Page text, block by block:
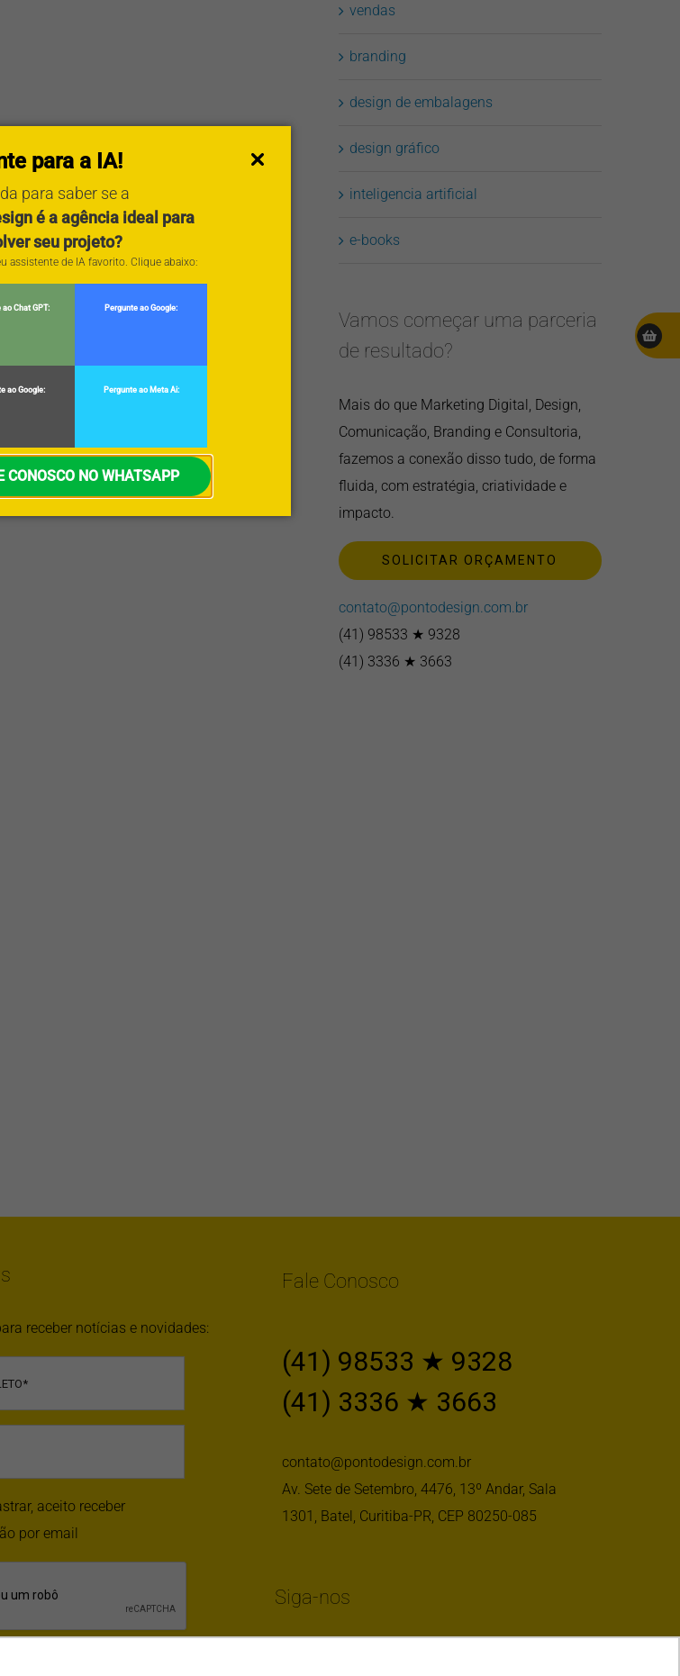
para a IA!
para saber se a
é a agência ideal para
seu projeto?
assistente de IA favorito. Clique abaixo:
ao Chat GPT: Pergunte ao Google:
ao Google: Pergunte ao Meta Ai:
CONOSCO NO WHATSAPP
vendas
branding
design de embalagens
design gráfico
inteligencia artificial
e-books
Vamos começar uma parceria
de resultado?
Mais do que Marketing Digital, Design,
Comunicação, Branding e Consultoria,
fazemos a conexão disso tudo, de forma
fluida, com estratégia, criatividade e
impacto.
SOLICITAR ORÇAMENTO
contato@pontodesign.com.br
(41) 98533 ★ 9328
(41) 3336 ★ 3663
receber notícias e novidades:
aceito receber
por email
Fale Conosco
(41) 98533 ★ 9328
(41) 3336 ★ 3663
contato@pontodesign.com.br
Av. Sete de Setembro, 4476, 13º Andar, Sala
1301, Batel, Curitiba-PR, CEP 80250-085
Siga-nos